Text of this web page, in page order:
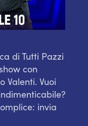
di Tutti Pazzi
con
Valenti. Vuoi
invia